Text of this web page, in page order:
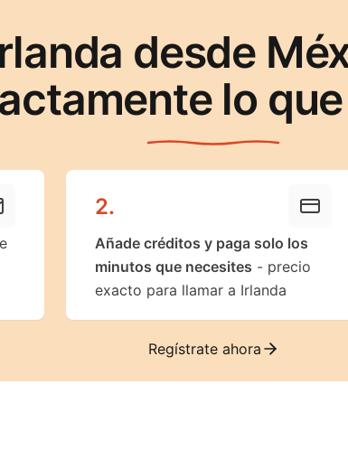
desde
lo
2.
Añade créditos y paga solo los
minutos que necesites - precio
exacto para llamar a Irlanda
Regístrate ahora